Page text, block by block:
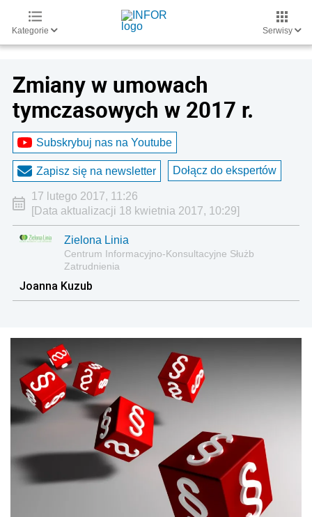
Kategorie Serwisy
Zmiany w umowach
tymczasowych w 2017 r.
Subskrybuj nas na Youtube
Zapisz się na newsletter Dołącz do ekspertów
17 lutego 2017, 11:26
[Data aktualizacji 18 kwietnia 2017, 10:29]
Zielona Linia
Centrum Informacyjno-Konsultacyjne Służb
Zatrudnienia
Joanna Kuzub